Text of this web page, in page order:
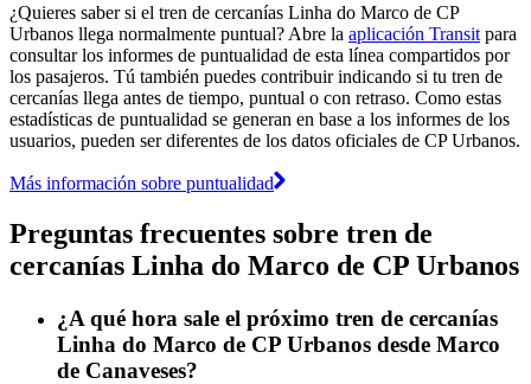
¿Quieres saber si el tren de cercanías Linha do Marco de CP
Urbanos llega normalmente puntual? Abre la aplicación Transit para
consultar los informes de puntualidad de esta línea compartidos por
los pasajeros. Tú también puedes contribuir indicando si tu tren de
cercanías llega antes de tiempo, puntual o con retraso. Como estas
estadísticas de puntualidad se generan en base a los informes de los
usuarios, pueden ser diferentes de los datos oficiales de CP Urbanos.
Más información sobre puntualidad
Preguntas frecuentes sobre tren de
cercanías Linha do Marco de CP Urbanos
¿A qué hora sale el próximo tren de cercanías
Linha do Marco de CP Urbanos desde Marco
de Canaveses?